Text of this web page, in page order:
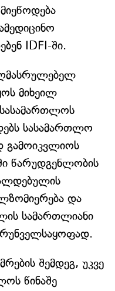
IDFI-ში.
მიხეილ
სასამართლოს
სასამართლო
გამოიკვლიოს
წარუდგენლობის
და
სამართლიანი
შემდეგ, უკვე
წინაშე